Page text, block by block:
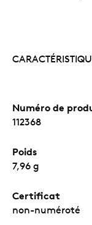
Numéro de
112368
Poids
7,96 g
Certificat
non-numéroté